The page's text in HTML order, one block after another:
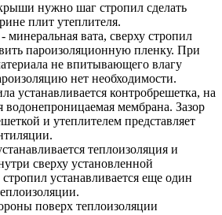
нужно шаг стропил сделать
плит утеплителя.
минеральная вата, сверху стропил
пароизоляционную пленку. При
не впитывающего влагу
нет необходимости.
устанавливается контробрешетка, на
водонепроницаемая мембрана. Зазор
и утеплителем представляет
теплоизоляция и
сверху установленной
устанавливается еще один
поверх теплоизоляции